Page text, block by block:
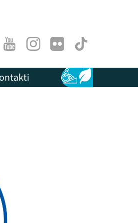
YoutubeInstagram
Flick TikTok
Pieejamība
Ilgtspēja